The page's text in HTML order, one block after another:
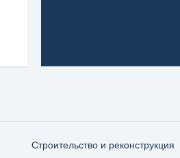
Строительство и реконструкция